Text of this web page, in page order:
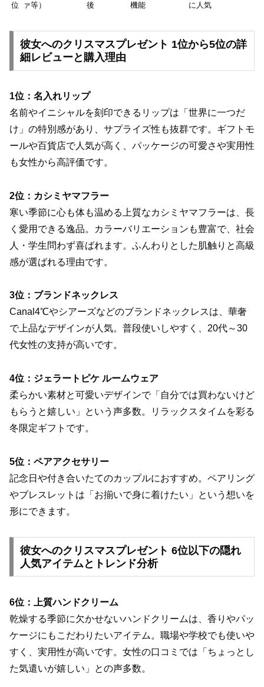
位
ァ等）
後
機能
に人気
彼女へのクリスマスプレゼント 1位から5位の詳
細レビューと購入理由
1位：名入れリップ
名前やイニシャルを刻印できるリップは「世界に一つだ
け」の特別感があり、サプライズ性も抜群です。ギフトモ
ールや百貨店で人気が高く、パッケージの可愛さや実用性
も女性から高評価です。
2位：カシミヤマフラー
寒い季節に心も体も温める上質なカシミヤマフラーは、長
く愛用できる逸品。カラーバリエーションも豊富で、社会
人・学生問わず喜ばれます。ふんわりとした肌触りと高級
感が選ばれる理由です。
3位：ブランドネックレス
Canal4℃やシアーズなどのブランドネックレスは、華奢
で上品なデザインが人気。普段使いしやすく、20代～30
代女性の支持が高いです。
4位：ジェラートピケ ルームウェア
柔らかい素材と可愛いデザインで「自分では買わないけど
もらうと嬉しい」という声多数。リラックスタイムを彩る
冬限定ギフトです。
5位：ペアアクセサリー
記念日や付き合いたてのカップルにおすすめ。ペアリング
やブレスレットは「お揃いで身に着けたい」という想いを
形にできます。
彼女へのクリスマスプレゼント 6位以下の隠れ
人気アイテムとトレンド分析
6位：上質ハンドクリーム
乾燥する季節に欠かせないハンドクリームは、香りやパッ
ケージにもこだわりたいアイテム。職場や学校でも使いや
すく、実用性が高いです。女性の口コミでは「ちょっとし
た気遣いが嬉しい」との声多数。